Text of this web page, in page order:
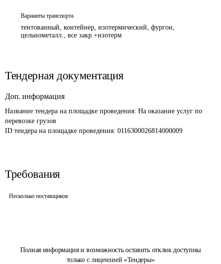
Полная информация и возможность оставить отклик доступны
только с лицензией «Тендеры»
Варианты транспорта
тентованный, контейнер, изотермический, фургон,
цельнометалл., все закр.+изотерм
Тендерная документация
Доп. информация
Название тендера на площадке проведения: На оказание услуг по
перевозке грузов
ID тендера на площадке проведения: 0116300026814000009
Требования
Несколько поставщиков